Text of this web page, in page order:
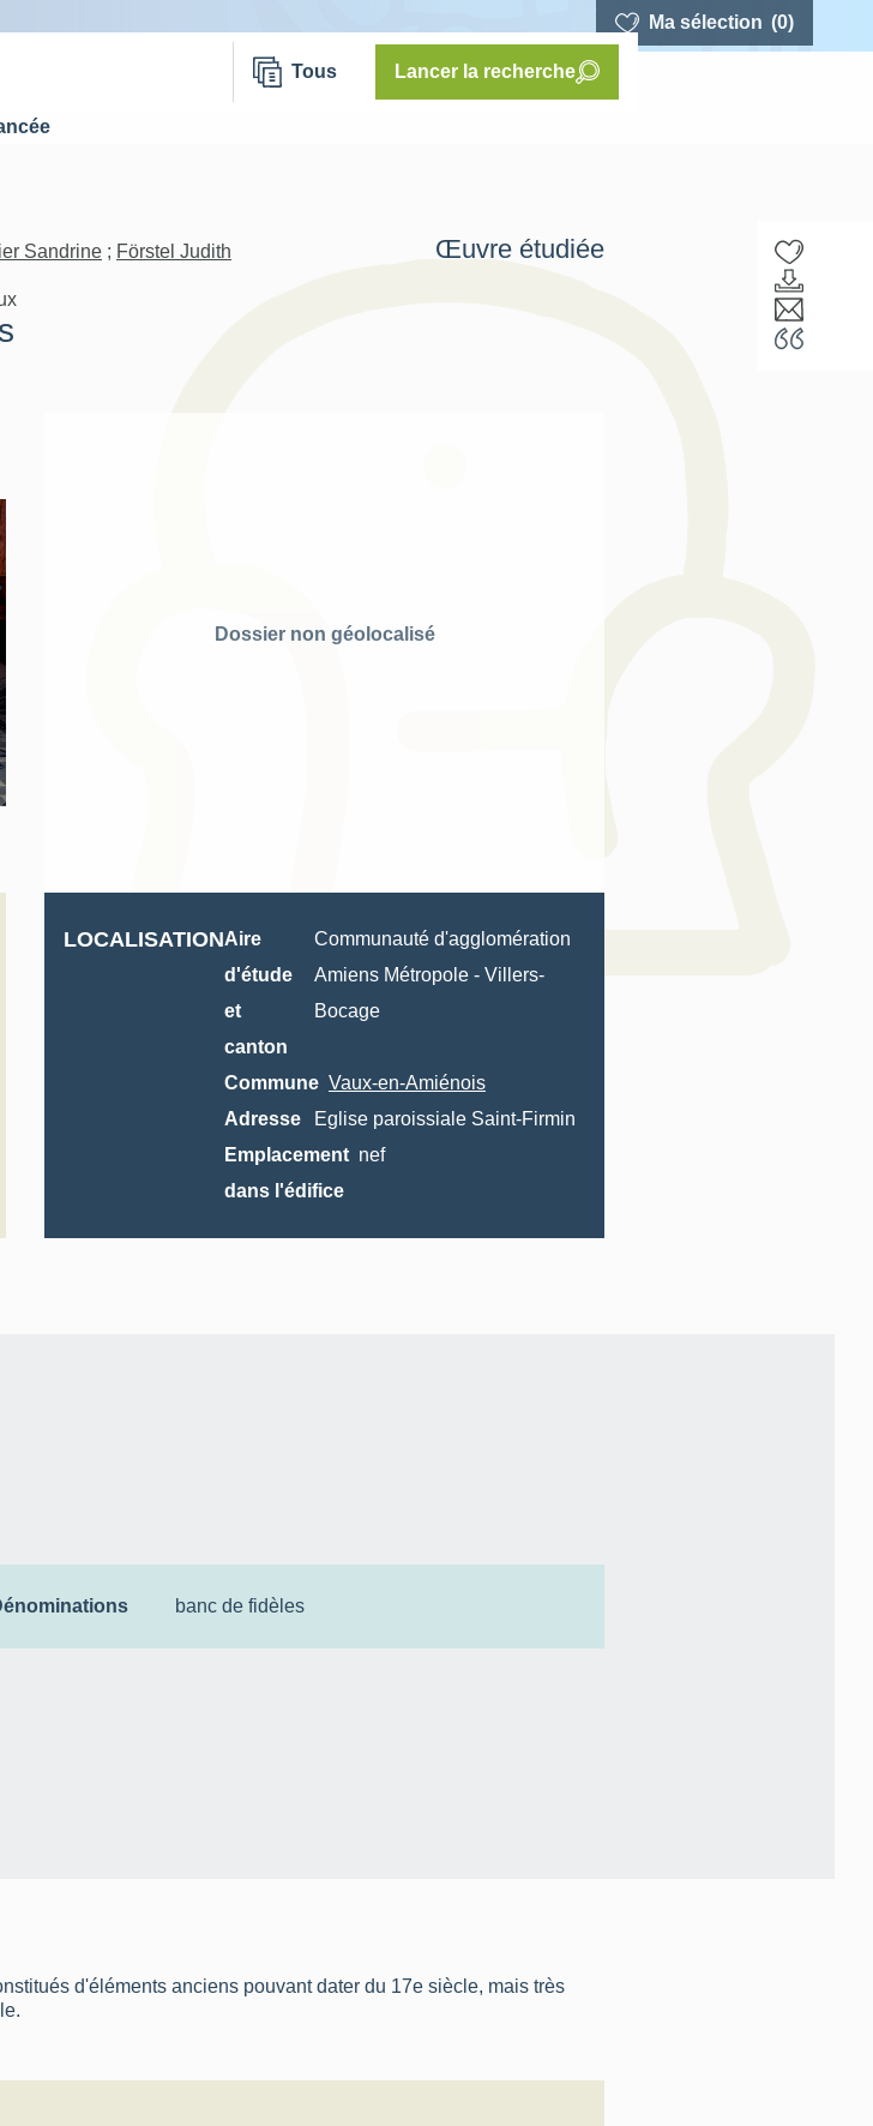
Ma sélection (0)
Tous Lancer la recherche
Sandrine ; Förstel Judith
Œuvre étudiée
Dossier non géolocalisé
LOCALISATIONAire
d'étude
et
canton
Communauté d'agglomération
Amiens Métropole -Villers-
Bocage
Commune Vaux-en-Amiénois
Adresse
Eglise paroissiale Saint-Firmin
Emplacement
dans l'édifice
nef
banc de fidèles
d'éléments anciens pouvant dater du 17e siècle, mais très